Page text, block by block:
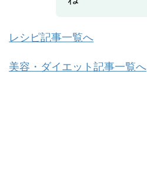
レシピ記事一覧へ
美容・ダイエット記事一覧へ